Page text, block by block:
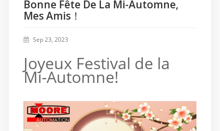
Bonne Fête De La Mi-Automne,
Mes Amis！
Sep 23, 2023
Joyeux Festival de la
Mi-Automne!